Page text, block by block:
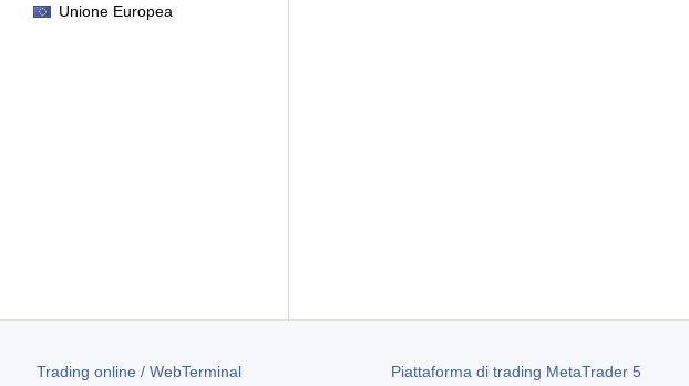
Unione Europea
Trading online / WebTerminal
Piattaforma di trading MetaTrader 5